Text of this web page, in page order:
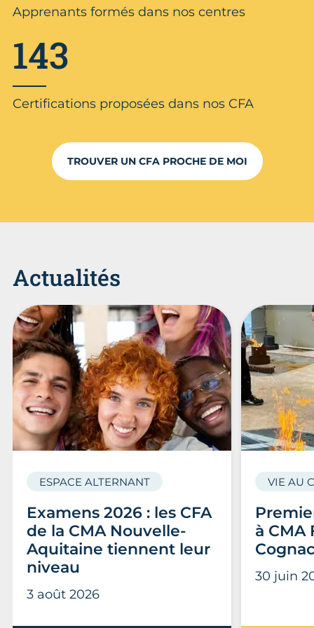
Apprenants formés dans nos centres
143
Certifications proposées dans nos CFA
TROUVER UN CFA PROCHE DE MOI
Actualités
Examens 2026 : les CFA
de la CMA Nouvelle-
Aquitaine tiennent leur
niveau
ESPACE ALTERNANT
3 août 2026
à CMA
VIE AU
30 juin